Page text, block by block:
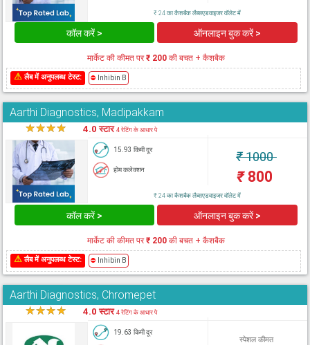
₹ 24 का कैशबैक लैब्सएडवाइजर वॉलेट में
कॉल करें > ऑनलाइन बुक करें >
मार्केट की कीमत पर₹ 200की बचत + कैशबैक
⚠लैब में अनुपलब्ध टेस्ट: ⛔ Inhibin B
Aarthi Diagnostics, Madipakkam
★★★★ 4.0 स्टार4 रेटिंग के आधार पे
15.93 किमी दूर
होम कलेक्शन
₹1000
₹800
₹ 24 का कैशबैक लैब्सएडवाइजर वॉलेट में
कॉल करें > ऑनलाइन बुक करें >
मार्केट की कीमत पर₹ 200की बचत + कैशबैक
⚠लैब में अनुपलब्ध टेस्ट: ⛔ Inhibin B
Aarthi Diagnostics, Chromepet
★★★★ 4.0 स्टार4 रेटिंग के आधार पे
19.63 किमी दूर
स्पेशल कीमत